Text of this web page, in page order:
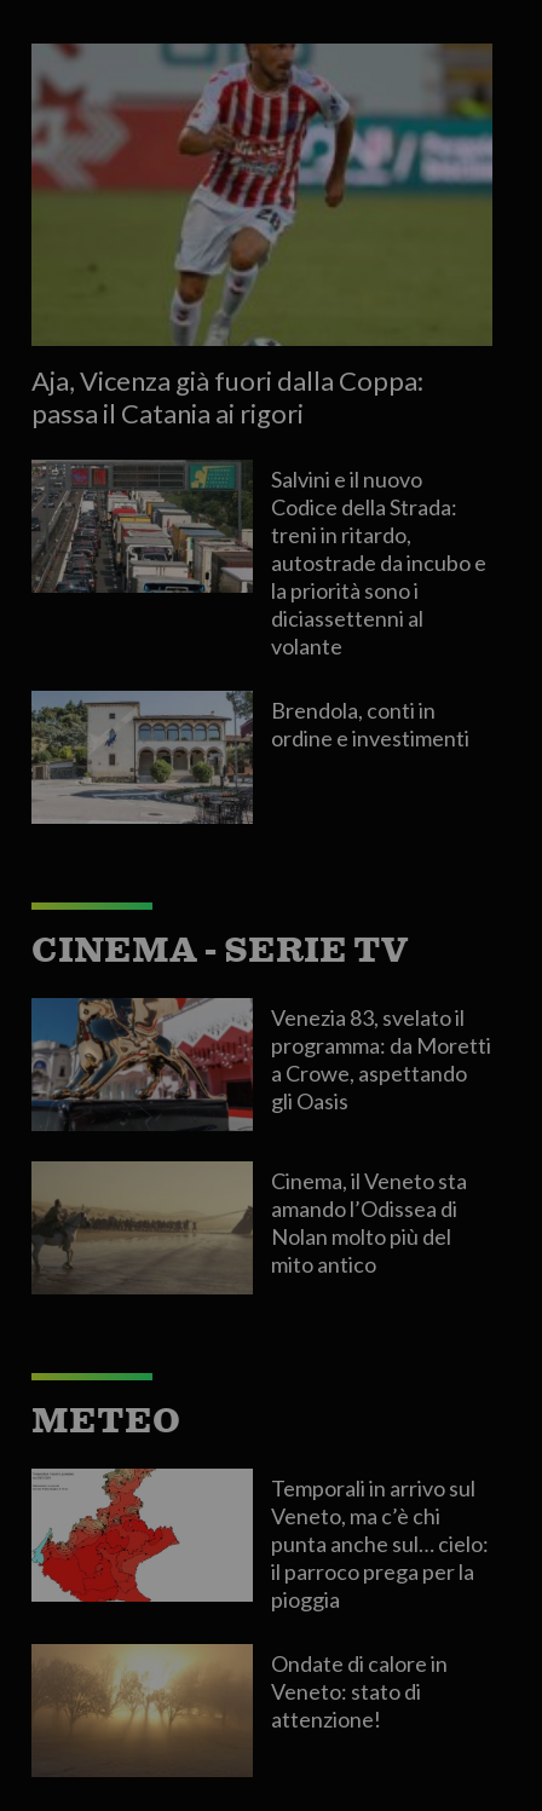
Aja, Vicenza già fuori dalla Coppa:
passa il Catania ai rigori
Salvini e il nuovo
Codice della Strada:
treni in ritardo,
autostrade da incubo e
la priorità sono i
diciassettenni al
volante
Brendola, conti in
ordine e investimenti
CINEMA - SERIE TV
Venezia 83, svelato il
programma: da Moretti
a Crowe, aspettando
gli Oasis
Cinema, il Veneto sta
amando l’Odissea di
Nolan molto più del
mito antico
METEO
Temporali in arrivo sul
Veneto, ma c’è chi
punta anche sul… cielo:
il parroco prega per la
pioggia
Ondate di calore in
Veneto: stato di
attenzione!